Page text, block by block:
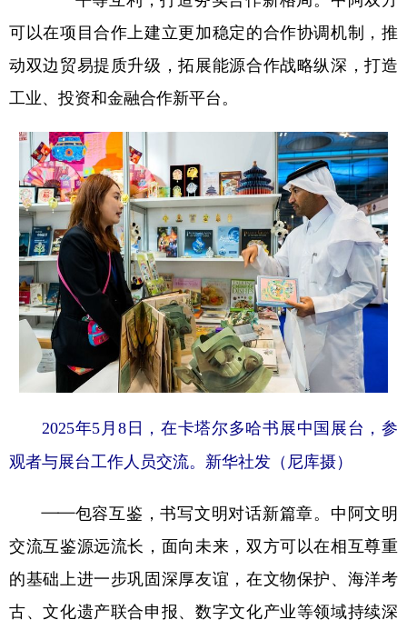
可以在项目合作上建立更加稳定的合作协调机制，推
动双边贸易提质升级，拓展能源合作战略纵深，打造
工业、投资和金融合作新平台。
2025年5月8日，在卡塔尔多哈书展中国展台，参
观者与展台工作人员交流。新华社发（尼库摄）
——包容互鉴，书写文明对话新篇章。中阿文明
交流互鉴源远流长，面向未来，双方可以在相互尊重
的基础上进一步巩固深厚友谊，在文物保护、海洋考
古、文化遗产联合申报、数字文化产业等领域持续深